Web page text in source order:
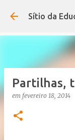
Sítio da
Partilhas,
em fevereiro 18, 2014